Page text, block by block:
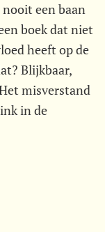
een baan
boek dat niet
heeft op de
Blijkbaar,
misverstand
in de